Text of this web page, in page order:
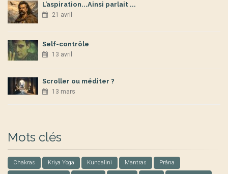
L’aspiration...Ainsi parlait ...
21 avril
Self-contrôle
13 avril
Scroller ou méditer ?
13 mars
Mots clés
Chakras Kriya Yoga Kundalini Mantras Prâna